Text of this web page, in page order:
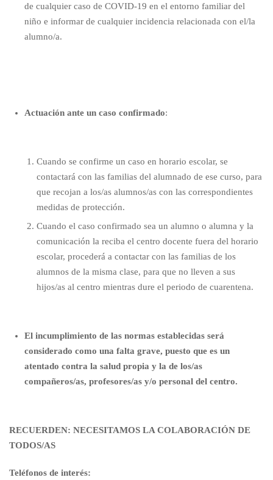
de cualquier caso de COVID-19 en el entorno familiar del
niño e informar de cualquier incidencia relacionada con el/la
alumno/a.
Actuación ante un caso confirmado:
Cuando se confirme un caso en horario escolar, se
contactará con las familias del alumnado de ese curso, para
que recojan a los/as alumnos/as con las correspondientes
medidas de protección.
Cuando el caso confirmado sea un alumno o alumna y la
comunicación la reciba el centro docente fuera del horario
escolar, procederá a contactar con las familias de los
alumnos de la misma clase, para que no lleven a sus
hijos/as al centro mientras dure el periodo de cuarentena.
El incumplimiento de las normas establecidas será
considerado como una falta grave, puesto que es un
atentado contra la salud propia y la de los/as
compañeros/as, profesores/as y/o personal del centro.
RECUERDEN: NECESITAMOS LA COLABORACIÓN DE
TODOS/AS
Teléfonos de interés: